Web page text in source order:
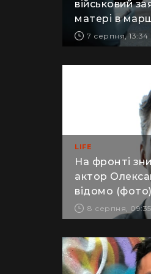
військовий
матері в
7 серпня, 13:34
LIFE
На фронті
актор
відомо (фото)
8 серпня, 09:35